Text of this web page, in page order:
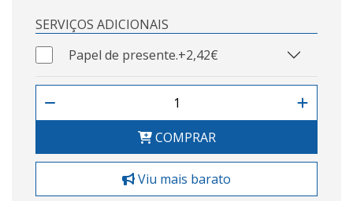
SERVIÇOS ADICIONAIS
Papel de presente.+2,42€
COMPRAR
Viu mais barato